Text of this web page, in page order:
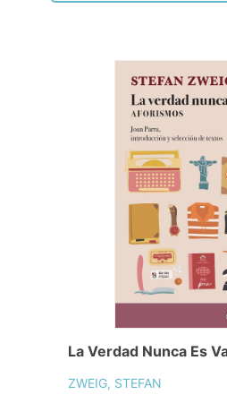
La Verdad Nunca Es
ZWEIG, STEFAN